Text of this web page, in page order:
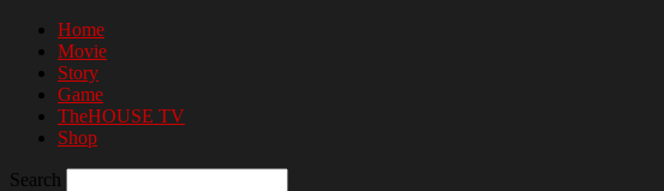
Home
Movie
Story
Game
TheHOUSE TV
Shop
Search